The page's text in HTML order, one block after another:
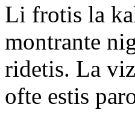
Li frotis la
montrante
ridetis. La
ofte estis